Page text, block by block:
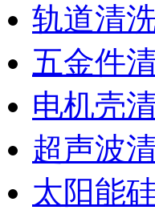
轨道清
五金件
电机壳
超声波
太阳能